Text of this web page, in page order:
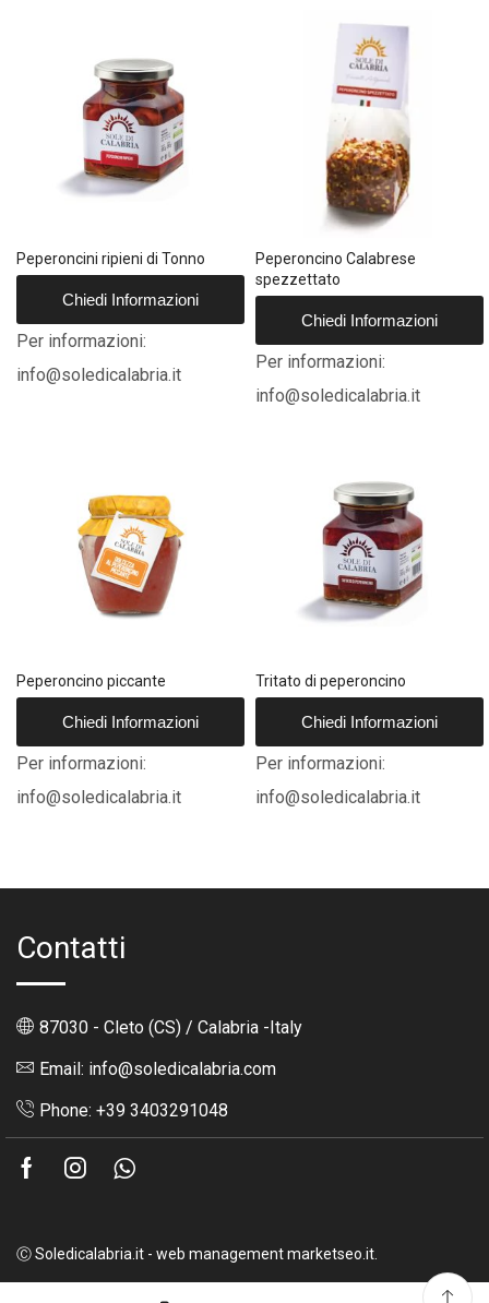
Peperoncini ripieni di Tonno
Chiedi Informazioni
Per informazioni:
info@soledicalabria.it
Peperoncino Calabrese
spezzettato
Chiedi Informazioni
Per informazioni:
info@soledicalabria.it
Peperoncino piccante
Chiedi Informazioni
Per informazioni:
info@soledicalabria.it
Tritato di peperoncino
Chiedi Informazioni
Per informazioni:
info@soledicalabria.it
Contatti
87030 - Cleto (CS) / Calabria -Italy
Email: info@soledicalabria.com
Phone: +39 3403291048
FacebookInstagram
Ⓒ Soledicalabria.it - web management marketseo.it.